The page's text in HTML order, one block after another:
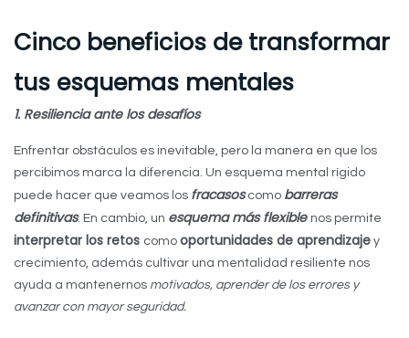
Cinco beneficios de transformar
tus esquemas mentales
1. Resiliencia ante los desafíos
Enfrentar obstáculos es inevitable, pero la manera en que los
percibimos marca la diferencia. Un esquema mental rígido
puede hacer que veamos los fracasoscomo barreras
definitivas. En cambio, un esquema más flexible nos permite
interpretar los retos como oportunidades de aprendizaje y
crecimiento, además cultivar una mentalidad resiliente nos
ayuda a mantenernos motivados, aprender de los errores y
avanzar con mayor seguridad.